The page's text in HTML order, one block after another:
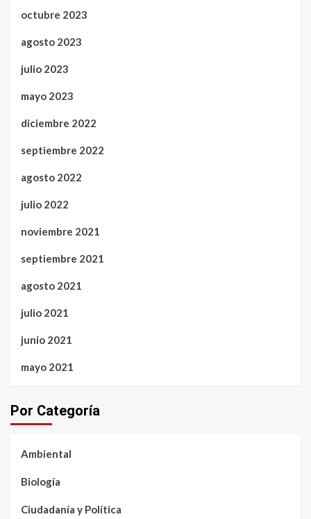
octubre 2023
agosto 2023
julio 2023
mayo 2023
diciembre 2022
septiembre 2022
agosto 2022
julio 2022
noviembre 2021
septiembre 2021
agosto 2021
julio 2021
junio 2021
mayo 2021
Por Categoría
Ambiental
Biología
Ciudadanía y Política